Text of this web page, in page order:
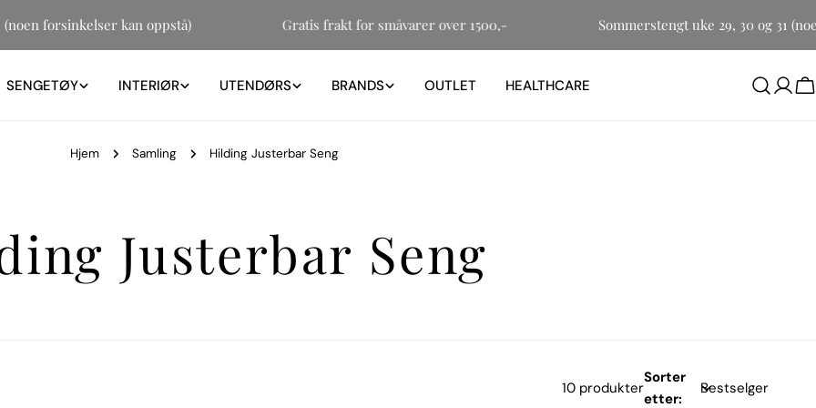
(noen forsinkelser kan oppstå) Gratis frakt for småvarer over 1500,- Sommerstengt uke 29, 30 og 31
SENGETØY INTERIØR UTENDØRS BRANDS OUTLET HEALTHCARE
Hjem Samling Hilding Justerbar Seng
Justerbar Seng
10 produkter
Sorter
etter: